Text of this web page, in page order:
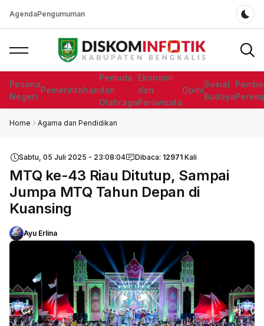
AgendaPengumuman
Pesona
Negeri
Pemerintahan
Pemuda
dan
Olahraga
Ekonomi
dan
Pariwisata
Opini
Sosial
Budaya
Home Agama dan Pendidikan
Sabtu, 05 Juli 2025 - 23:08:04 Dibaca: 12971 Kali
MTQ ke-43 Riau Ditutup, Sampai
Jumpa MTQ Tahun Depan di
Kuansing
Ayu Erlina